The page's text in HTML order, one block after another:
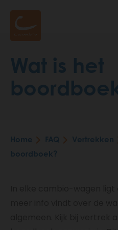
Wat is het
Breadcrumb
Home FAQ Vertrekken
boordboek?